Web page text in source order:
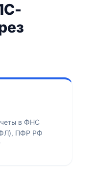
в ФНС
ПФР РФ